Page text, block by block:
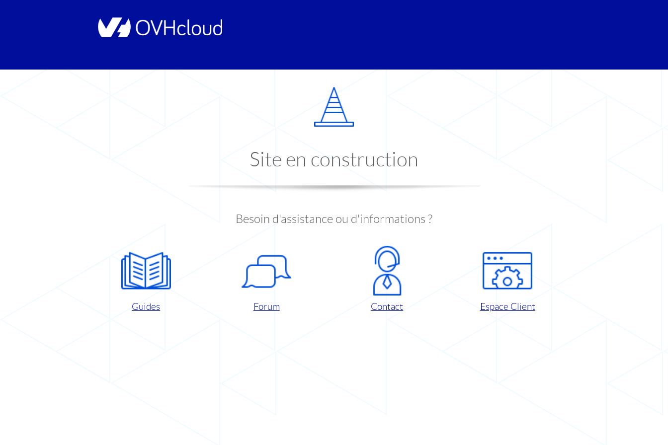
Site en construction
Besoin d'assistance ou d'informations ?
Guides Forum Contact Espace Client